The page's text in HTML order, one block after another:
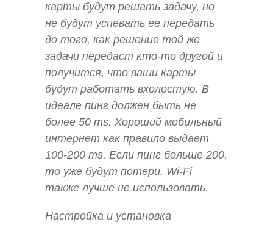
карты будут решать задачу, но
не будут успевать ее передать
до того, как решение той же
задачи передаст кто-то другой и
получится, что ваши карты
будут работать вхолостую. В
идеале пинг должен быть не
более 50 ms. Хороший мобильный
интернет как правило выдает
100-200 ms. Если пинг больше 200,
то уже будут потери. Wi-Fi
также лучше не использовать.
Настройка и установка